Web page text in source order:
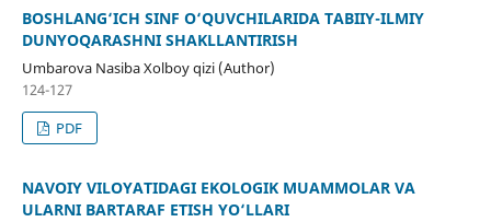
BOSHLANG‘ICH SINF O‘QUVCHILARIDA TABIIY-ILMIY
DUNYOQARASHNI SHAKLLANTIRISH
Umbarova Nasiba Xolboy qizi (Author)
124-127
PDF
NAVOIY VILOYATIDAGI EKOLOGIK MUAMMOLAR VA
ULARNI BARTARAF ETISH YO‘LLARI